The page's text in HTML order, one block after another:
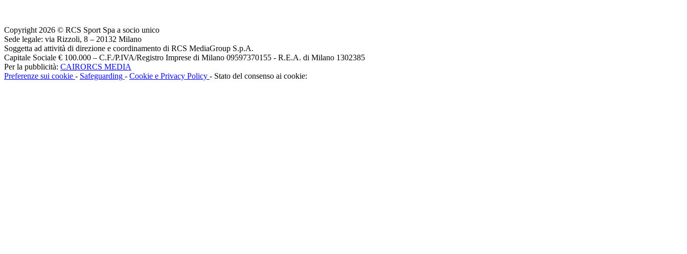
Copyright 2026 © RCS Sport Spa a socio unico
Sede legale: via Rizzoli, 8 – 20132 Milano
Soggetta ad attività di direzione e coordinamento di RCS MediaGroup S.p.A.
Capitale Sociale € 100.000 – C.F./P.IVA/Registro Imprese di Milano 09597370155 - R.E.A. di Milano 1302385
Per la pubblicità: CAIRORCS MEDIA
Preferenze sui cookie - Safeguarding - Cookie e Privacy Policy - Stato del consenso ai cookie: